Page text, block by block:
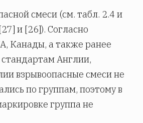
смеси (см. табл. 2.4 и
и [26]). Согласно
Канады, а также ранее
Англии,
взрывоопасные смеси не
по группам, поэтому в
группа не